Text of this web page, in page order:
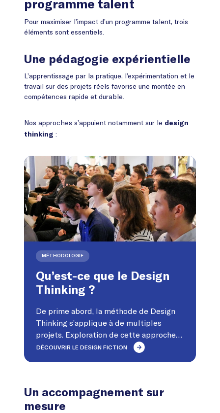
programme talent
Pour maximiser l’impact d’un programme talent, trois
éléments sont essentiels.
Une pédagogie expérientielle
L’apprentissage par la pratique, l’expérimentation et le
travail sur des projets réels favorise une montée en
compétences rapide et durable.
Nos approches s’appuient notamment sur le design
thinking :
MÉTHODOLOGIE
Qu’est-ce que le Design
Thinking ?
De prime abord, la méthode de Design
Thinking s’applique à de multiples
projets. Exploration de cette approche
de l’Innovation pour la conception de
DÉCOUVRIR LE DESIGN FICTION
Un accompagnement sur
mesure